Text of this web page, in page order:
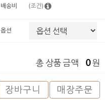
배송비
(조건)
옵션
총 상품 금액 0원
장바구니
매장주문